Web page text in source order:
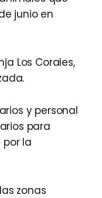
junio en
Los Corales,
y personal
para
la
zonas